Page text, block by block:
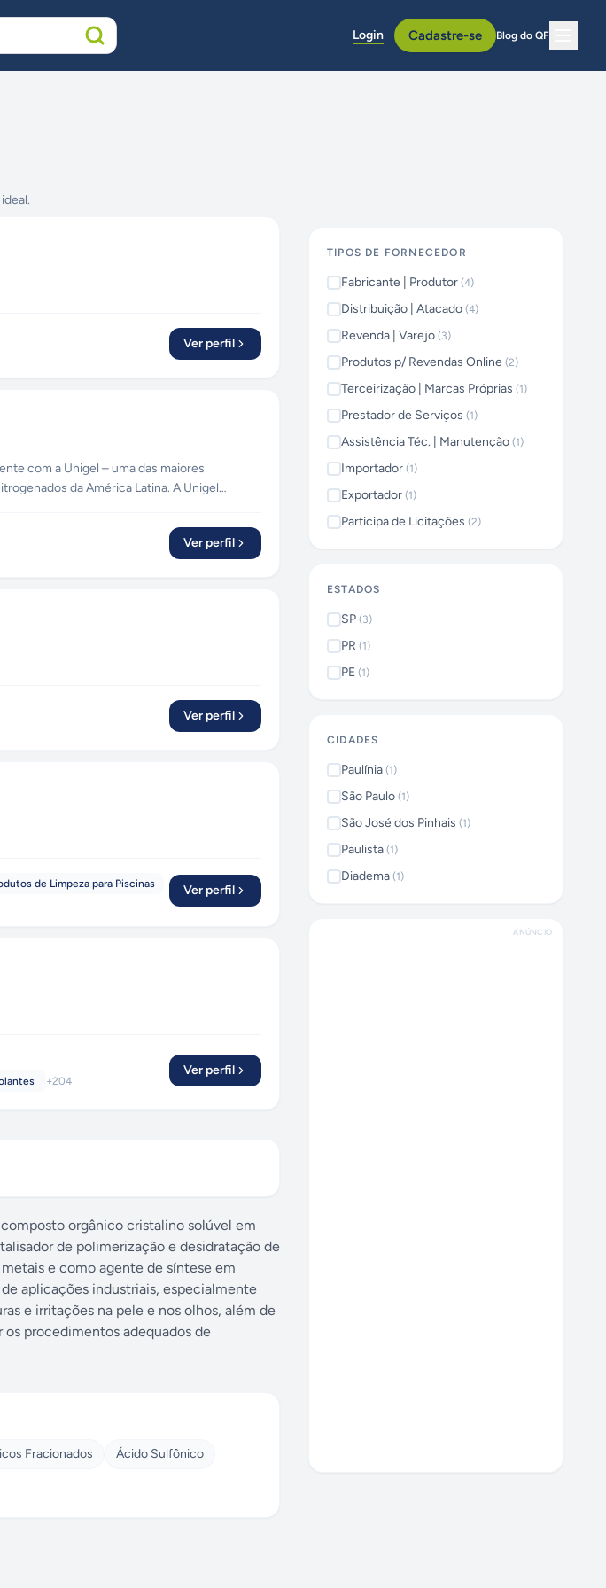
Login Cadastre-se Blog do QF
Ver perfil
com a Unigel – uma das maiores
da América Latina. A Unigel
se faz presente na vida das pessoas todos
Ver perfil
Ver perfil
de Limpeza para Piscinas
Ver perfil
+204
Ver perfil
orgânico cristalino solúvel em
de polimerização e desidratação de
e como agente de síntese em
aplicações industriais, especialmente
e irritações na pele e nos olhos, além de
procedimentos adequados de
Fracionados
Ácido Sulfônico
TIPOS DE FORNECEDOR
Fabricante | Produtor (4)
Distribuição | Atacado (4)
Revenda | Varejo (3)
Produtos p/ Revendas Online (2)
Terceirização | Marcas Próprias (1)
Prestador de Serviços (1)
Assistência Téc. | Manutenção (1)
Importador (1)
Exportador (1)
Participa de Licitações (2)
ESTADOS
SP (3)
PR (1)
PE (1)
CIDADES
Paulínia (1)
São Paulo (1)
São José dos Pinhais (1)
Paulista (1)
Diadema (1)
ANÚNCIO